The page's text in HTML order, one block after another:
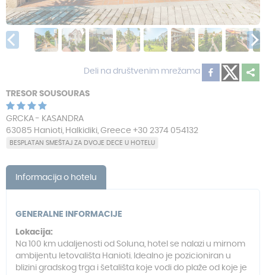
Deli na društvenim mrežama
TRESOR SOUSOURAS
GRCKA - KASANDRA
63085 Hanioti, Halkidiki, Greece +30 2374 054132
BESPLATAN SMEŠTAJ ZA DVOJE DECE U HOTELU
Informacija o hotelu
GENERALNE INFORMACIJE
Lokacija:
Na 100 km udaljenosti od Soluna, hotel se nalazi u mirnom
ambijentu letovališta Hanioti. Idealno je pozicioniran u
blizini gradskog trga i šetališta koje vodi do plaže od koje je